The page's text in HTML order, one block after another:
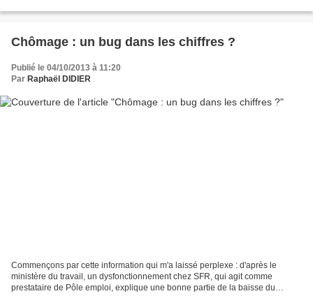
Chômage : un bug dans les chiffres ?
Publié le 04/10/2013 à 11:20
Par Raphaël DIDIER
Commençons par cette information qui m'a laissé perplexe : d'après le
ministère du travail, un dysfonctionnement chez SFR, qui agit comme
prestataire de Pôle emploi, explique une bonne partie de la baisse du